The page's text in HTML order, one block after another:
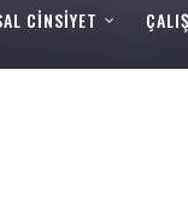
CINSIYET